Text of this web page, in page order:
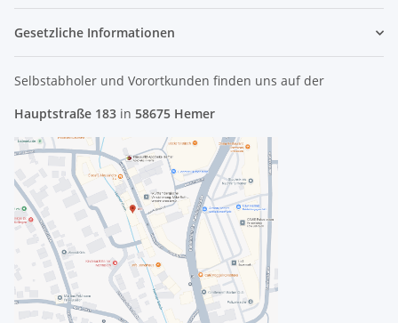
Gesetzliche Informationen
Selbstabholer und Vorortkunden finden uns auf der
Hauptstraße 183 in 58675 Hemer